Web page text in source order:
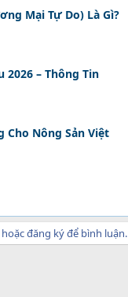
Mại Tự Do) Là Gì?
2026 – Thông Tin
Cho Nông Sản Việt
đăng ký để bình luận.